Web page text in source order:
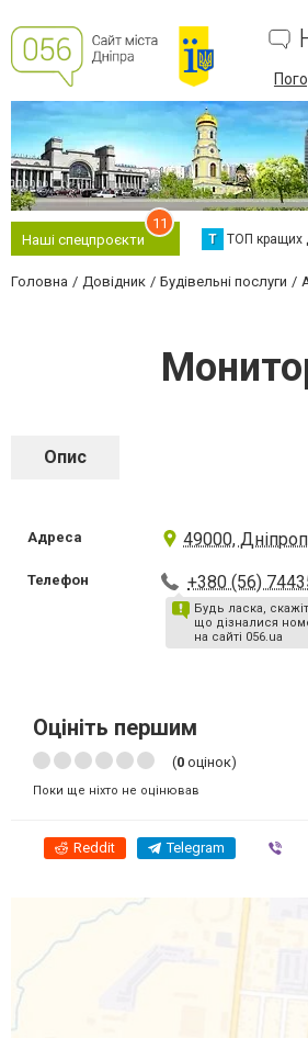
Наші спецпроєкти
11
Т ТОП кращих
Головна Довідник Будівельні послуги
Опис
Адреса 49000,
Телефон +380 (56)
Будь ласка,
що дізналися
на сайті 056.ua
Оцініть першим
(0 оцінок)
Поки ще ніхто не оцінював
Reddit Telegram